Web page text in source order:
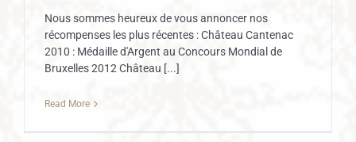
Nous sommes heureux de vous annoncer nos
récompenses les plus récentes : Château Cantenac
2010 : Médaille d'Argent au Concours Mondial de
Bruxelles 2012 Château [...]
Read More